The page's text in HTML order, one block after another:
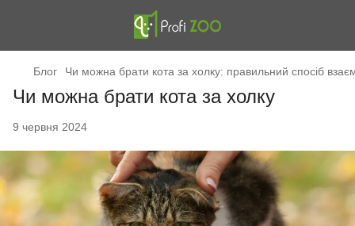
Блог Чи можна брати кота за холку: правильний спосіб
Чи можна брати кота за холку
9 червня 2024